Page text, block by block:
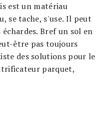
est un matériau
se tache, s'use. Il peut
Bref un sol en
être pas toujours
des solutions pour le
parquet,